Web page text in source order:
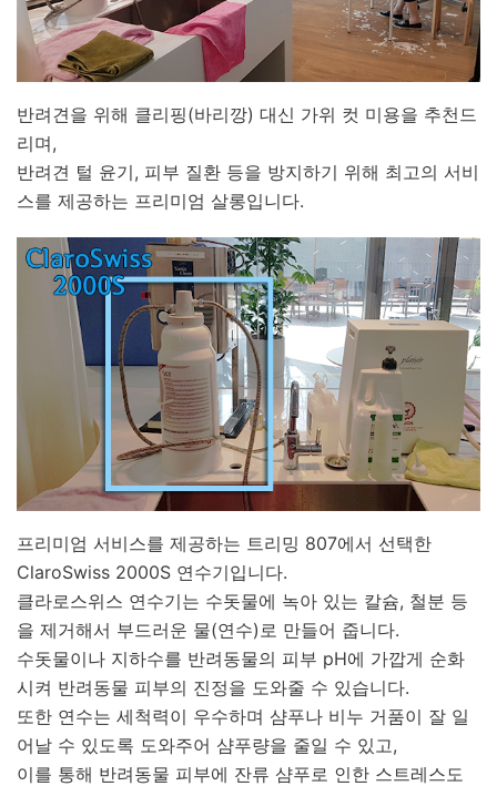
반려견을 위해 클리핑(바리깡) 대신 가위 컷 미용을 추천드
리며,
반려견 털 윤기, 피부 질환 등을 방지하기 위해 최고의 서비
스를 제공하는 프리미엄 살롱입니다.
프리미엄 서비스를 제공하는 트리밍 807에서 선택한
ClaroSwiss 2000S 연수기입니다.
클라로스위스 연수기는 수돗물에 녹아 있는 칼슘, 철분 등
을 제거해서 부드러운 물(연수)로 만들어 줍니다.
수돗물이나 지하수를 반려동물의 피부 pH에 가깝게 순화
시켜 반려동물 피부의 진정을 도와줄 수 있습니다.
또한 연수는 세척력이 우수하며 샴푸나 비누 거품이 잘 일
어날 수 있도록 도와주어 샴푸량을 줄일 수 있고,
이를 통해 반려동물 피부에 잔류 샴푸로 인한 스트레스도